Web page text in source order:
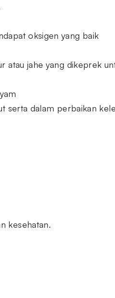
oksigen yang baik
atau jahe yang dikeprek
serta dalam perbaikan
kesehatan.